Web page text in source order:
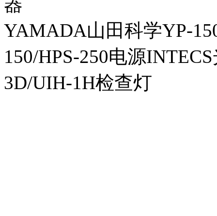
器
YAMADA山田科学YP-
150/HPS-250电源
3D/UIH-1H检查灯